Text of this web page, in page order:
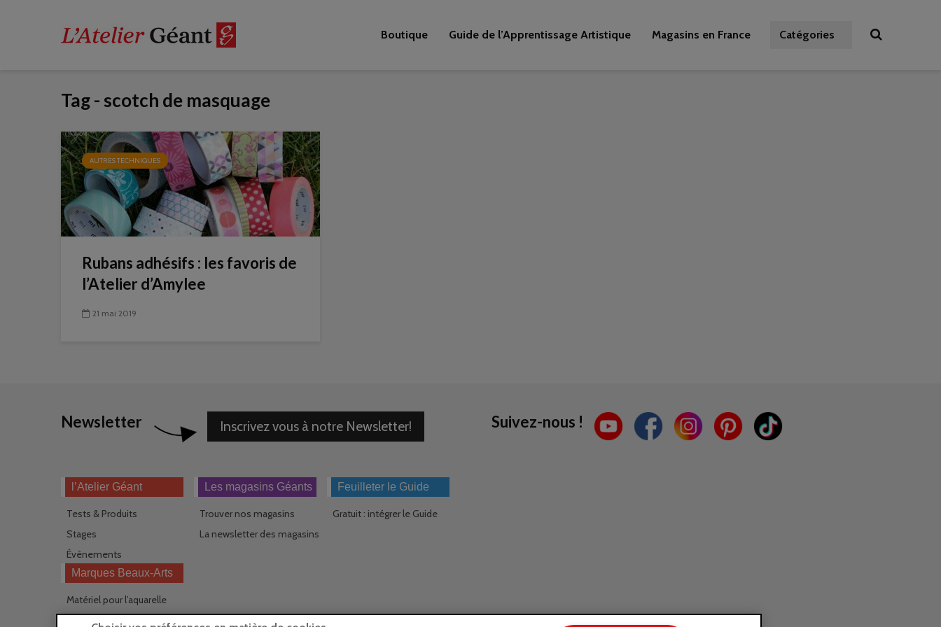
Boutique Guide de l’Apprentissage Artistique Magasins en France Catégories
Tag - scotch de masquage
AUTRES TECHNIQUES
Rubans adhésifs : les favoris de
l’Atelier d’Amylee
21 mai 2019
Newsletter Inscrivez vous à notre Newsletter! Suivez-nous !
l’Atelier Géant
Tests & Produits
Stages
Évènements
Les magasins Géants
Trouver nos magasins
La newsletter des magasins
Feuilleter le Guide
Gratuit : intégrer le Guide
Marques Beaux-Arts
Matériel pour l’aquarelle
Matériel pour l’acrylique